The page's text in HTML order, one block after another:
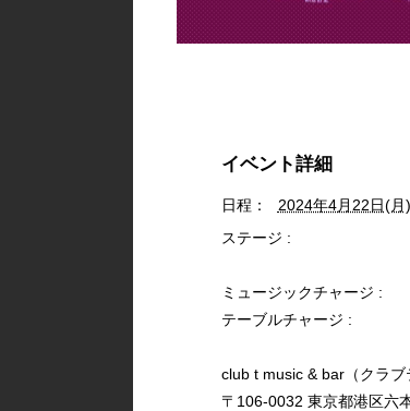
イベント詳細
日程： 2024年4月22日(月)
ステージ :
ミュージックチャージ :
テーブルチャージ :
club t music & bar（クラブ
〒106-0032 東京都港区